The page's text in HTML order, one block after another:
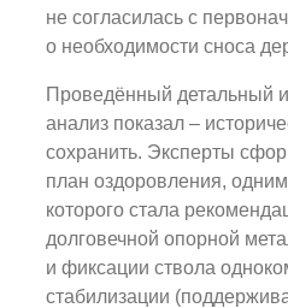
не согласилась с
о необходимости сноса
Проведённый детальный
анализ показал –
сохранить. Эксперты
план оздоровления,
которого стала
долговечной опорной
и фиксации ствола
стабилизации